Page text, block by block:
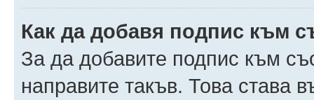
Как да добавя подпис към
За да добавите подпис към
направите такъв. Това